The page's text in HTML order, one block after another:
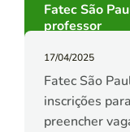
Fatec São
professor
17/04/2025
Fatec São
inscrições
preencher